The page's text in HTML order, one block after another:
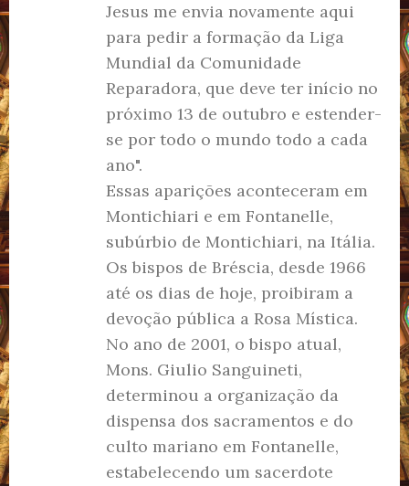
Jesus me envia novamente aqui
para pedir a formação da Liga
Mundial da Comunidade
Reparadora, que deve ter início no
próximo 13 de outubro e estender-
se por todo o mundo todo a cada
ano".
Essas aparições aconteceram em
Montichiari e em Fontanelle,
subúrbio de Montichiari, na Itália.
Os bispos de Bréscia, desde 1966
até os dias de hoje, proibiram a
devoção pública a Rosa Mística.
No ano de 2001, o bispo atual,
Mons. Giulio Sanguineti,
determinou a organização da
dispensa dos sacramentos e do
culto mariano em Fontanelle,
estabelecendo um sacerdote